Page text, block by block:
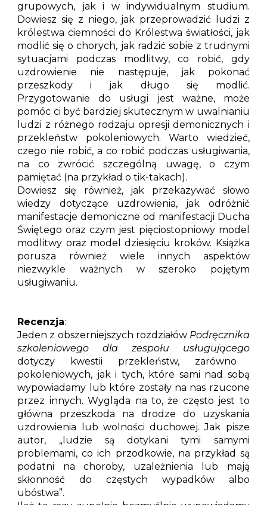
grupowych, jak i w indywidualnym studium.
Dowiesz się z niego, jak przeprowadzić ludzi z
królestwa ciemności do Królestwa światłości, jak
modlić się o chorych, jak radzić sobie z trudnymi
sytuacjami podczas modlitwy, co robić, gdy
uzdrowienie nie następuje, jak pokonać
przeszkody i jak długo się modlić.
Przygotowanie do usługi jest ważne, może
pomóc ci być bardziej skutecznym w uwalnianiu
ludzi z różnego rodzaju opresji demonicznych i
przekleństw pokoleniowych. Warto wiedzieć,
czego nie robić, a co robić podczas usługiwania,
na co zwrócić szczególną uwagę, o czym
pamiętać (na przykład o tik-takach).
Dowiesz się również, jak przekazywać słowo
wiedzy dotyczące uzdrowienia, jak odróżnić
manifestacje demoniczne od manifestacji Ducha
Świętego oraz czym jest pięciostopniowy model
modlitwy oraz model dziesięciu kroków. Książka
porusza również wiele innych aspektów
niezwykle ważnych w szeroko pojętym
usługiwaniu.
Recenzja:
Jeden z obszerniejszych rozdziałów Podręcznika
szkoleniowego dla zespołu usługującego
dotyczy kwestii przekleństw, zarówno
pokoleniowych, jak i tych, które sami nad sobą
wypowiadamy lub które zostały na nas rzucone
przez innych. Wygląda na to, że często jest to
główna przeszkoda na drodze do uzyskania
uzdrowienia lub wolności duchowej. Jak pisze
autor, „ludzie są dotykani tymi samymi
problemami, co ich przodkowie, na przykład są
podatni na choroby, uzależnienia lub mają
skłonność do częstych wypadków albo
ubóstwa”.